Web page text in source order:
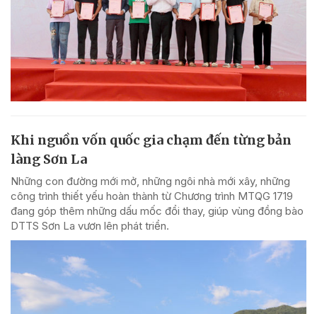
Khi nguồn vốn quốc gia chạm đến từng bản
làng Sơn La
Những con đường mới mở, những ngôi nhà mới xây, những
công trình thiết yếu hoàn thành từ Chương trình MTQG 1719
đang góp thêm những dấu mốc đổi thay, giúp vùng đồng bào
DTTS Sơn La vươn lên phát triển.